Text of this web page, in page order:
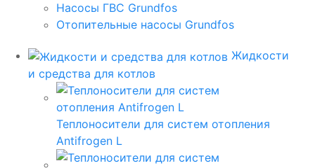
Насосы ГВС Grundfos
Отопительные насосы Grundfos
Жидкости
и средства для котлов
Теплоносители для систем отопления
Antifrogen L